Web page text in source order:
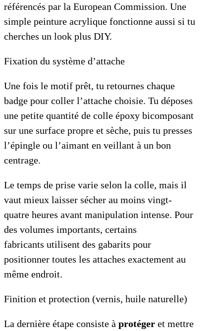
référencés par la European Commission. Une
simple peinture acrylique fonctionne aussi si tu
cherches un look plus DIY.
Fixation du système d’attache
Une fois le motif prêt, tu retournes chaque
badge pour coller l’attache choisie. Tu déposes
une petite quantité de colle époxy bicomposant
sur une surface propre et sèche, puis tu presses
l’épingle ou l’aimant en veillant à un bon
centrage.
Le temps de prise varie selon la colle, mais il
vaut mieux laisser sécher au moins vingt-
quatre heures avant manipulation intense. Pour
des volumes importants, certains
fabricants utilisent des gabarits pour
positionner toutes les attaches exactement au
même endroit.
Finition et protection (vernis, huile naturelle)
La dernière étape consiste à protéger et mettre